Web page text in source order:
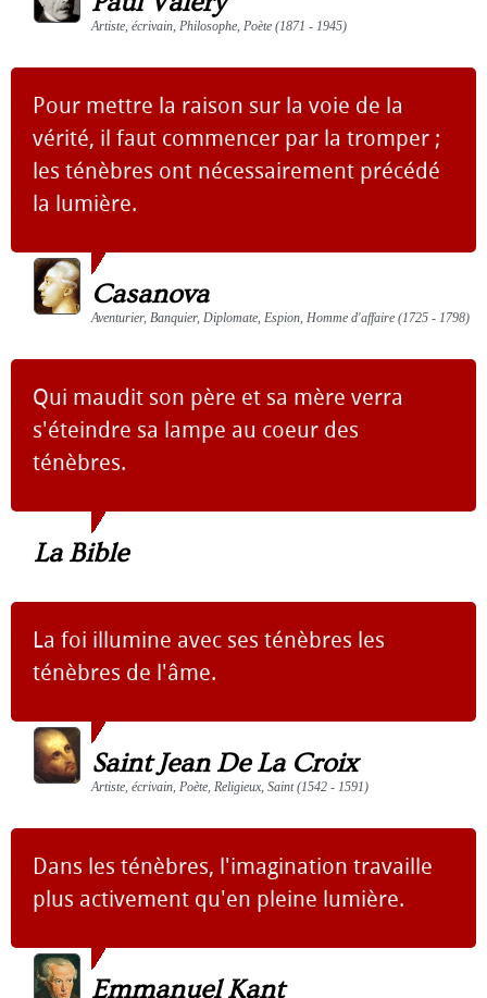
Artiste, écrivain, Philosophe, Poète (1871 - 1945)
Pour mettre la raison sur la voie de la
vérité, il faut commencer par la tromper ;
les ténèbres ont nécessairement précédé
la lumière.
Casanova
Aventurier, Banquier, Diplomate, Espion, Homme d'affaire (1725 - 1798)
Qui maudit son père et sa mère verra
s'éteindre sa lampe au coeur des
ténèbres.
La Bible
La foi illumine avec ses ténèbres les
ténèbres de l'âme.
Saint Jean De La Croix
Artiste, écrivain, Poète, Religieux, Saint (1542 - 1591)
Dans les ténèbres, l'imagination travaille
plus activement qu'en pleine lumière.
Emmanuel Kant